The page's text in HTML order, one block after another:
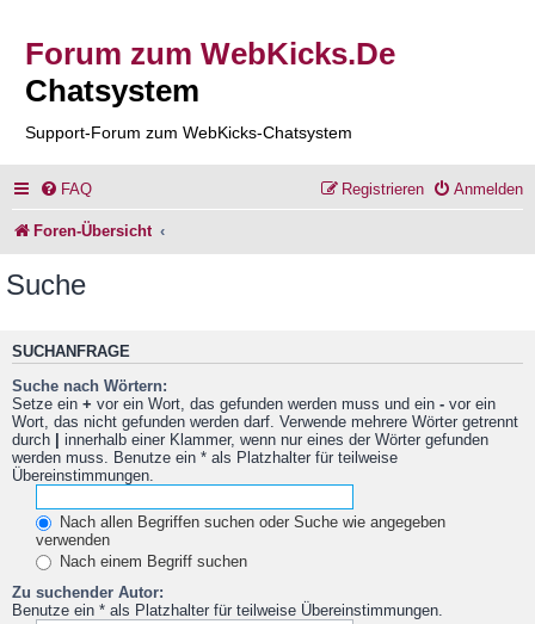
Forum zum WebKicks.De
Chatsystem
Support-Forum zum WebKicks-Chatsystem
FAQ Anmelden
Registrieren
Foren-Übersicht
Suche
SUCHANFRAGE
Suche nach Wörtern:
Setze ein + vor ein Wort, das gefunden werden muss und ein - vor ein
Wort, das nicht gefunden werden darf. Verwende mehrere Wörter getrennt
durch | innerhalb einer Klammer, wenn nur eines der Wörter gefunden
werden muss. Benutze ein * als Platzhalter für teilweise
Übereinstimmungen.
Nach allen Begriffen suchen oder Suche wie angegeben
verwenden
Nach einem Begriff suchen
Zu suchender Autor:
Benutze ein * als Platzhalter für teilweise Übereinstimmungen.